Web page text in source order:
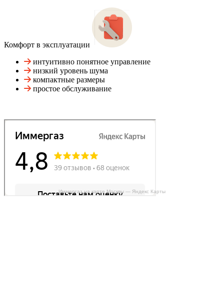
Комфорт в эксплуатации
интуитивно понятное управление
низкий уровень шума
компактные размеры
простое обслуживание
Иммергаз на карте Москвы — Яндекс Карты